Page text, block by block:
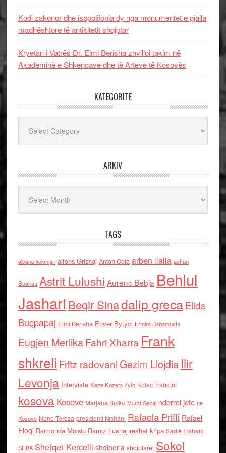
Kodi zakonor dhe isopolifonia dy nga monumentet e gjalla
madhështore të antikitetit shqiptar
Kryetari i Vatrës Dr. Elmi Berisha zhvilloi takim në
Akademinë e Shkencave dhe të Arteve të Kosovës
KATEGORITË
ARKIV
TAGS
albano kolonjari alfons Grishaj Anton Cefa arben llalla asllan
Bushati Astrit Lulushi Aurenc Bebja Behlul
Jashari Beqir Sinadalip grecaElida
Buçpapaj Elmi Berisha Enver Bytyci Ermira Babamusta
Eugjen MerlikaFahri Xharra Frank
shkreli Fritz radovaniGezim Llojdia Ilir
Levonja Interviste Keze Kozeta Zylo Kolec Traboini
kosova Kosove Marjana Bulku Murat Gecaj nderroi jete ne
Kosove Nene Tereza presidenti Nishani Rafaela Prifti Rafael
Floqi Raimonda Moisiu Ramiz Lushaj reshat kripa Sadik Elshani
SHBA Shefqet Kercelli shqiperia shqiptaret Sokol